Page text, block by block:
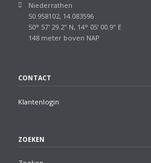
Niederrathen
50.958102, 14.083596
50° 57' 29.2" N, 14° 05' 00.9" E
148 meter boven NAP
CONTACT
Klantenlogin
ZOEKEN